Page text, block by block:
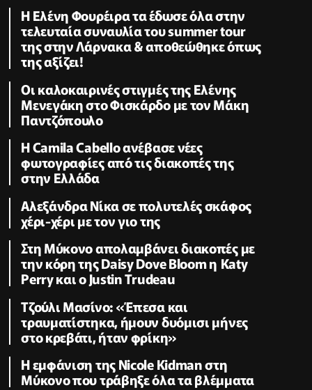
Η Ελένη Φουρέιρα τα έδωσε όλα στην
τελευταία συναυλία του summer tour
της στην Λάρνακα & αποθεώθηκε όπως
της αξίζει!
Oι καλοκαιρινές στιγμές της Ελένης
Μενεγάκη στο Φισκάρδο με τον Μάκη
Παντζόπουλο
Η Camila Cabello ανέβασε νέες
φωτογραφίες από τις διακοπές της
στην Ελλάδα
Αλεξάνδρα Νίκα σε πολυτελές σκάφος
χέρι-χέρι με τον γιο της
Στη Μύκονο απολαμβάνει διακοπές με
την κόρη της Daisy Dove Bloom η Κaty
Perry και ο Justin Trudeau
Τζούλι Μασίνο: «Έπεσα και
τραυματίστηκα, ήμουν δυόμισι μήνες
στο κρεβάτι, ήταν φρίκη»
Η εμφάνιση της Nicole Kidman στη
Μύκονο που τράβηξε όλα τα βλέμματα